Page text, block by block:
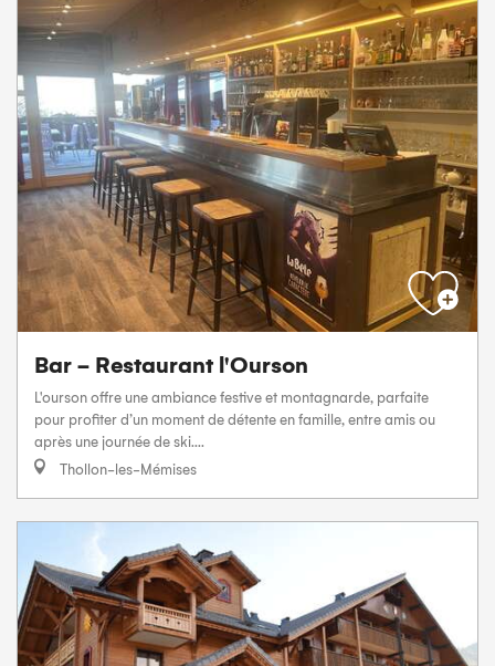
Bar - Restaurant l'Ourson
L'ourson offre une ambiance festive et montagnarde, parfaite
pour profiter d’un moment de détente en famille, entre amis ou
après une journée de ski....
Thollon-les-Mémises